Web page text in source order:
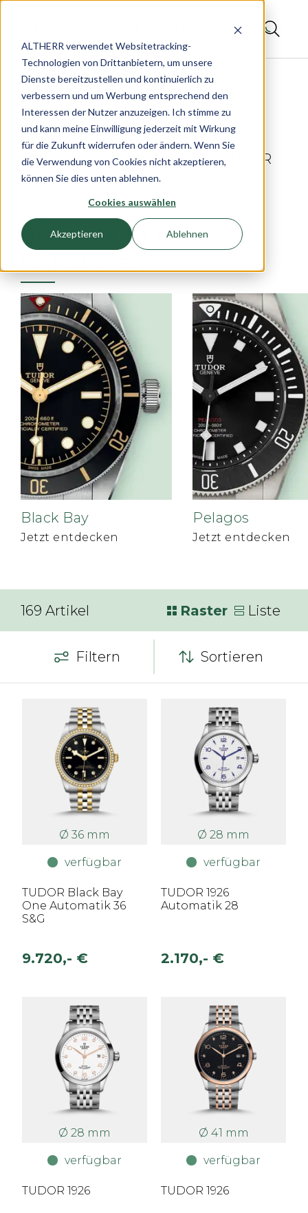
ALTHERR verwendet Websitetracking-
Technologien von Drittanbietern, um unsere
Dienste bereitzustellen und kontinuierlich zu
verbessern und um Werbung entsprechend den
Interessen der Nutzer anzuzeigen. Ich stimme zu
und kann meine Einwilligung jederzeit mit Wirkung
für die Zukunft widerrufen oder ändern. Wenn Sie
die Verwendung von Cookies nicht akzeptieren,
können Sie dies unten ablehnen.
Cookies auswählen
Akzeptieren Ablehnen
Tudor Uhren – Born to Dare:
Unerschrockener Stil bei ALTHERR
entdecken
Unsere TUDOR
Black Bay
Jetzt entdecken
Pelagos
Jetzt entdecken
169 Artikel Raster Liste
Filtern Sortieren
Ø 36 mm
verfügbar
TUDOR Black Bay
One Automatik 36
S&G
9.720,- €
Ø 28 mm
verfügbar
TUDOR 1926
Automatik 28
2.170,- €
Ø 28 mm
verfügbar
TUDOR 1926
Ø 41 mm
verfügbar
TUDOR 1926